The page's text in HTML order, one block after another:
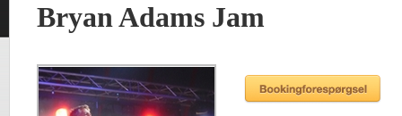
Bryan Adams Jam